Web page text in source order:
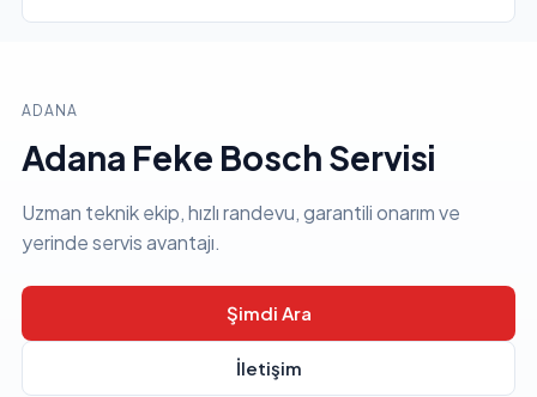
ADANA
Adana Feke Bosch Servisi
Uzman teknik ekip, hızlı randevu, garantili onarım ve
yerinde servis avantajı.
Şimdi Ara
İletişim